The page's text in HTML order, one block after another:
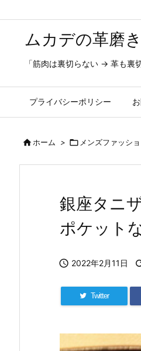
ムカデの革磨
「筋肉は裏切らない → 革も
プライバシーポリシー
ホーム >  メンズファッシ
銀座タニ
ポケット
 2022年2月11日
Twitter